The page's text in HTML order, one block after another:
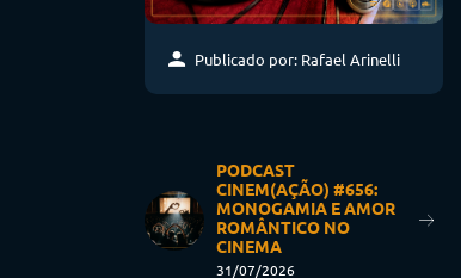
Publicado por: Rafael Arinelli
PODCAST
CINEM(AÇÃO) #656:
MONOGAMIA E AMOR
ROMÂNTICO NO
CINEMA
31/07/2026